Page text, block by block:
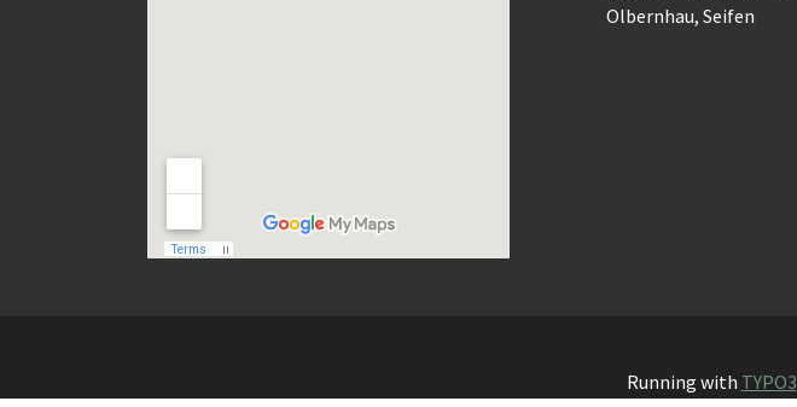
Olbernhau, Seifen
Running with TYPO3